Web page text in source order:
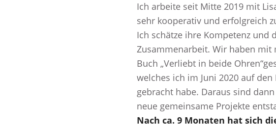
Ich arbeite seit Mitte 2019 mit
sehr kooperativ und erfolgreich
Ich schätze ihre Kompetenz und
Zusammenarbeit. Wir haben mit
Buch „Verliebt in beide
welches ich im Juni 2020 auf den
gebracht habe. Daraus sind
neue gemeinsame Projekte
Nach ca. 9 Monaten hat sich